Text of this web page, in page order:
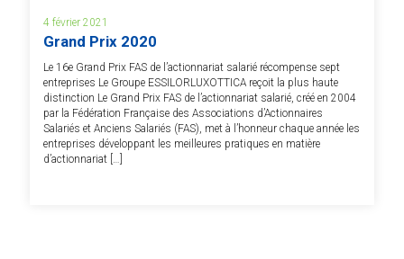
4 février 2021
Grand Prix 2020
Le 16e Grand Prix FAS de l’actionnariat salarié récompense sept
entreprises Le Groupe ESSILORLUXOTTICA reçoit la plus haute
distinction Le Grand Prix FAS de l’actionnariat salarié, créé en 2004
par la Fédération Française des Associations d’Actionnaires
Salariés et Anciens Salariés (FAS), met à l’honneur chaque année les
entreprises développant les meilleures pratiques en matière
d’actionnariat […]